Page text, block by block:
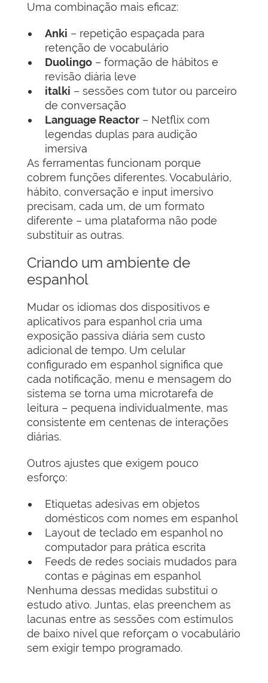
Uma combinação mais eficaz:
Anki – repetição espaçada para
retenção de vocabulário
Duolingo – formação de hábitos e
revisão diária leve
italki – sessões com tutor ou parceiro
de conversação
Language Reactor – Netflix com
legendas duplas para audição
imersiva
As ferramentas funcionam porque
cobrem funções diferentes. Vocabulário,
hábito, conversação e input imersivo
precisam, cada um, de um formato
diferente – uma plataforma não pode
substituir as outras.
Criando um ambiente de
espanhol
Mudar os idiomas dos dispositivos e
aplicativos para espanhol cria uma
exposição passiva diária sem custo
adicional de tempo. Um celular
configurado em espanhol significa que
cada notificação, menu e mensagem do
sistema se torna uma microtarefa de
leitura – pequena individualmente, mas
consistente em centenas de interações
diárias.
Outros ajustes que exigem pouco
esforço:
Etiquetas adesivas em objetos
domésticos com nomes em espanhol
Layout de teclado em espanhol no
computador para prática escrita
Feeds de redes sociais mudados para
contas e páginas em espanhol
Nenhuma dessas medidas substitui o
estudo ativo. Juntas, elas preenchem as
lacunas entre as sessões com estímulos
de baixo nível que reforçam o vocabulário
sem exigir tempo programado.